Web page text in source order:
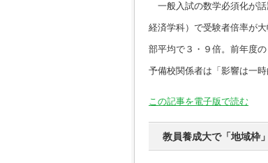
一般入試の数学必須化が話
経済学科）で受験者倍率が
部平均で３・９倍。前年度
予備校関係者は「影響は一
この記事を電子版で読む
教員養成大で「地域枠